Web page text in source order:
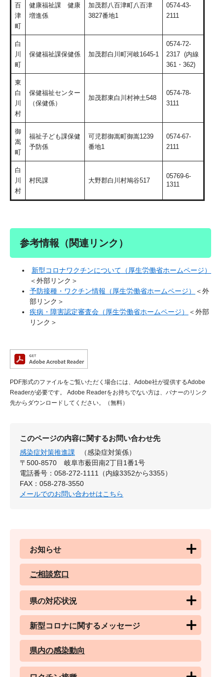
百
津
町
健康福祉課 健康
増進係
加茂郡八百津町八百津
3827番地1
0574-43-
2111
白
川
町
保健福祉課保健係 加茂郡白川町河岐1645-1
0574-72-
2317 (内線
361・362)
東
白
川
村
保健福祉センター
（保健係）
加茂郡東白川村神土548
0574-78-
3111
御
嵩
町
福祉子ども課保健
予防係
可児郡御嵩​町御嵩1239
番地1
0574-67-
2111
白
川
村
村民課 大野郡白川村鳩谷517
05769-6-
1311
参考情報（関連リンク）
新型コロナワクチンについて（厚生労働省ホームページ）
＜外部リンク＞
予防接種・ワクチン情報（厚生労働省ホームページ）
＜外
部リンク＞
疾病・障害認定審査会（厚生労働省ホームページ）
＜外部
リンク＞
PDF形式のファイルをご覧いただく場合には、Adobe社が提供するAdobe
Readerが必要です。
Adobe Readerをお持ちでない方は、バナーのリンク
先からダウンロードしてください。（無料）
このページの内容に関するお問い合わせ先
感染症対策推進課
（感染症対策係）
〒500-8570
岐阜市薮田南2丁目1番1号
電話番号：058-272-1111（内線3352から3355）
FAX：058-278-3550
メールでのお問い合わせはこちら
お知らせ
ご相談窓口
県の対応状況
新型コロナに関するメッセージ
県内の感染動向